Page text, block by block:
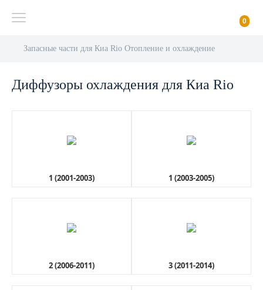
0
Запасные части для Киа Rio Отопление и охлаждение
Диффузоры охлаждения для Киа Rio
1 (2001-2003) 1 (2003-2005)
2 (2006-2011) 3 (2011-2014)